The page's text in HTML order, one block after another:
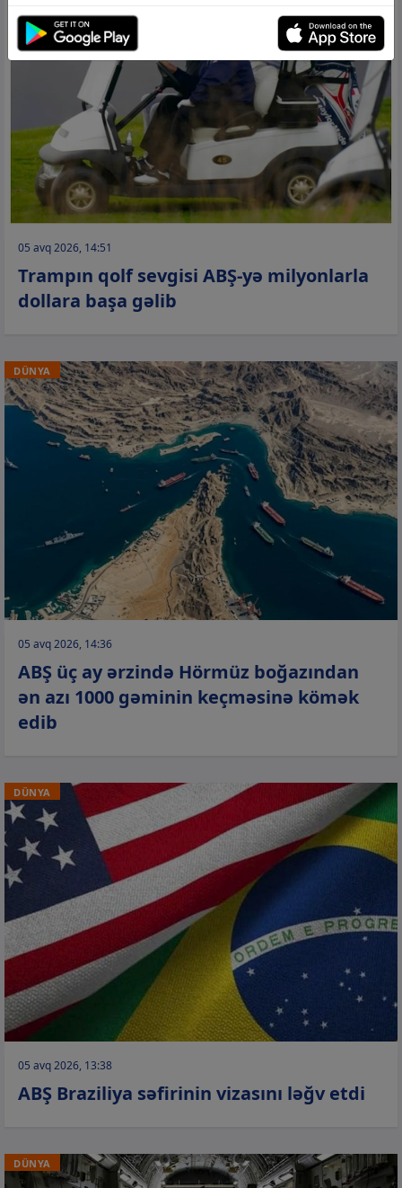
05 avq 2026, 14:51
Trampın qolf sevgisi ABŞ-yə milyonlarla
dollara başa gəlib
DÜNYA
05 avq 2026, 14:36
ABŞ üç ay ərzində Hörmüz boğazından
ən azı 1000 gəminin keçməsinə kömək
edib
DÜNYA
05 avq 2026, 13:38
ABŞ Braziliya səfirinin vizasını ləğv etdi
DÜNYA